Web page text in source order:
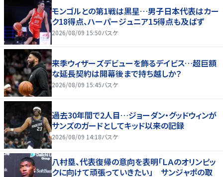
モンゴルとの第1戦は黒星…男子日本代表はカー
ク18得点、ハーパージュニア15得点も及ばず
2026/08/09 15:50バスケ
来季ウィザーズデビューを飾るデイビス…超巨額
な延長契約は開幕後まで持ち越しか？
2026/08/09 15:45バスケ
過去30年間で2人目…ジョーダン・グッドウィンが
サンズのガードとしてキッド以来の記録
2026/08/09 14:18バスケ
八村塁、代表復帰の意向を表明「ＬＡのオリンピッ
クに向けて頑張っていきたい」 サンジャポの取